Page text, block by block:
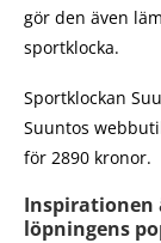
gör den även
sportklocka.
Sportklockan
Suuntos
för 2890 kronor.
Inspirationen
löpningens